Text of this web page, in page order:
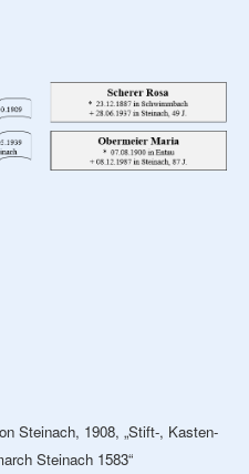
Steinach, 1908, „Stift-, Kasten-
Steinach 1583“